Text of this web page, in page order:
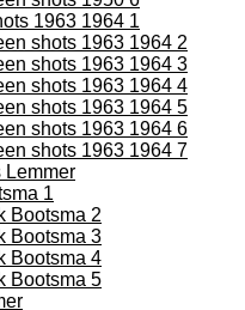
1963 1964 1
shots 1963 1964 2
shots 1963 1964 3
shots 1963 1964 4
shots 1963 1964 5
shots 1963 1964 6
shots 1963 1964 7
Lemmer
1
Bootsma 2
Bootsma 3
Bootsma 4
Bootsma 5